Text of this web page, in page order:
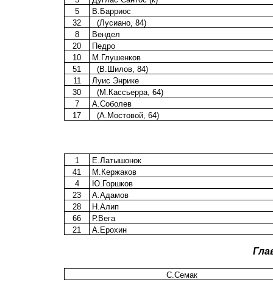
5
В.Барриос
32
(Лусиано, 84)
8
Вендел
20
Педро
10
М.Глушенков
51
(В.Шилов, 84)
11
Луис Энрике
30
(М.Кассьерра, 64)
7
А.Соболев
17
(А.Мостовой, 64)
1
Е.Латышонок
41
М.Кержаков
4
Ю.Горшков
23
А.Адамов
28
Н.Алип
66
Р.Вега
21
А.Ерохин
С.Семак